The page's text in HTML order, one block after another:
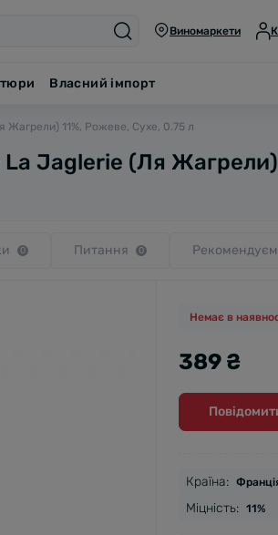
Виномаркети
Власний імпорт
Жагрели) 11%, Рожеве, Сухе, 0.75 л
Jaglerie (Ля
0 Питання 0
Немає в
389 ₴
Країна:
Міцність: 11%